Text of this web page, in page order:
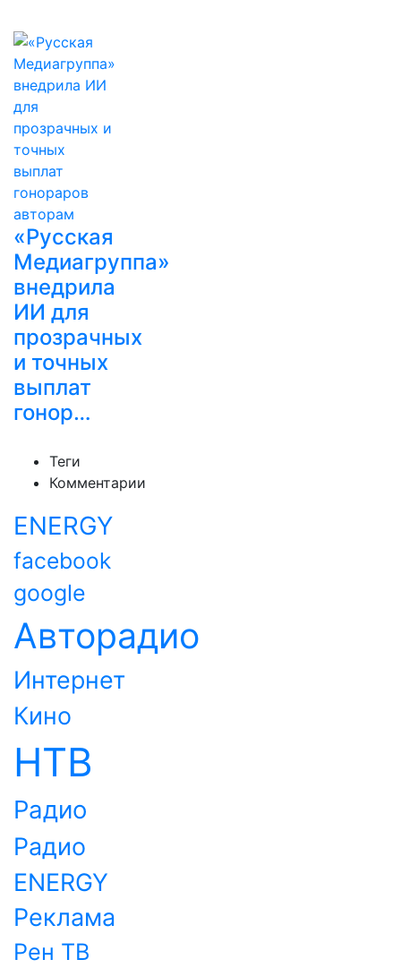
«Русская
Медиагруппа»
внедрила
ИИ для
прозрачных
и точных
выплат
гонор…
Теги
Комментарии
ENERGY
facebook
google
Авторадио
Интернет
Кино
НТВ
Радио
Радио
ENERGY
Реклама
Рен ТВ